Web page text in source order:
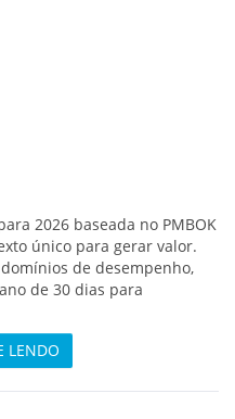
2026 baseada no PMBOK
único para gerar valor.
de desempenho,
de 30 dias para
LENDO